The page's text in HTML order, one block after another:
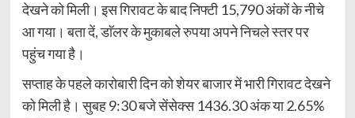
देखने को मिली। इस गिरावट के बाद निफ्टी 15,790 अंकों के नीचे
आ गया। बता दें, डाॅलर के मुकाबले रुपया अपने निचले स्तर पर
पहुंच गया है।
सप्ताह के पहले कारोबारी दिन को शेयर बाजार में भारी गिरावट देखने
को मिली है। सुबह 9:30 बजे सेंसेक्स 1436.30 अंक या 2.65%